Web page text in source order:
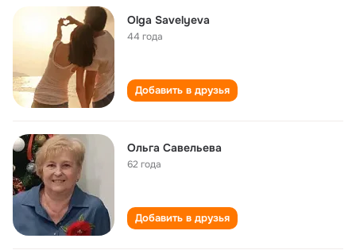
Olga Savelyeva
44 года
Добавить в друзья
Ольга Савельева
62 года
Добавить в друзья